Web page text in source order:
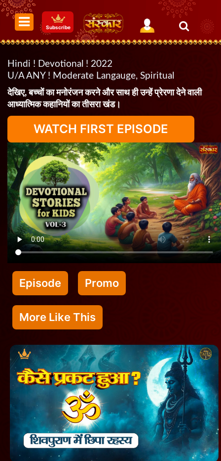
Subscribe
Hindi ! Devotional ! 2022
U/A ANY ! Moderate Langauge, Spiritual
देखिए, बच्चों का मनोरंजन करने और साथ ही उन्हें प्रेरणा देने वाली
आध्यात्मिक कहानियों का तीसरा खंड।
WATCH FIRST EPISODE
Episode Promo
More Like This